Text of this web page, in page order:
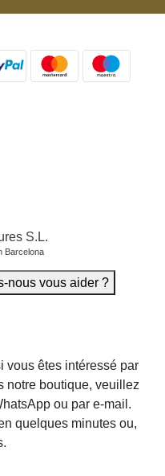
S.L.
Barcelona
nous vous aider ?
vous êtes intéressé par
notre boutique, veuillez
ou par e-mail.
quelques minutes ou,